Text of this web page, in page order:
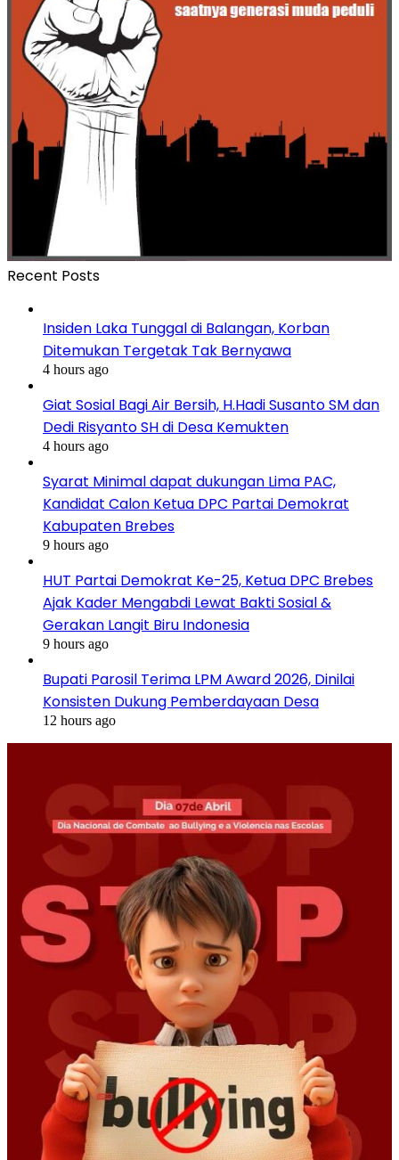
Recent Posts
Insiden Laka Tunggal di Balangan, Korban
Ditemukan Tergetak Tak Bernyawa
4 hours ago
Giat Sosial Bagi Air Bersih, H.Hadi Susanto SM dan
Dedi Risyanto SH di Desa Kemukten
4 hours ago
Syarat Minimal dapat dukungan Lima PAC,
Kandidat Calon Ketua DPC Partai Demokrat
Kabupaten Brebes
9 hours ago
HUT Partai Demokrat Ke-25, Ketua DPC Brebes
Ajak Kader Mengabdi Lewat Bakti Sosial &
Gerakan Langit Biru Indonesia
9 hours ago
Bupati Parosil Terima LPM Award 2026, Dinilai
Konsisten Dukung Pemberdayaan Desa
12 hours ago